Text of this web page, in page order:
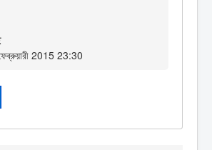
2015 23:30